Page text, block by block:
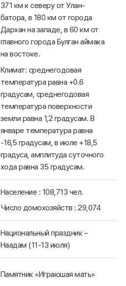
371 км к северу от Улан-
батора, в 180 км от города
Дархан на западе, в 60 км от
главного города Булган аймака
на востоке.
Климат: среднегодовая
температура равна +0.6
градусам, среднегодовая
температура поверхности
земли равна 1,2 градусам. В
январе температура равна
-16,5 градусам, в июле +18,5
градуса, амплитуда суточного
хода равна 35 градусам.
Население : 108,713 чел.
Число домохозяйств : 29,074
Национальный праздник –
Наадам (11-13 июля)
Памятник «Играюшая мать»